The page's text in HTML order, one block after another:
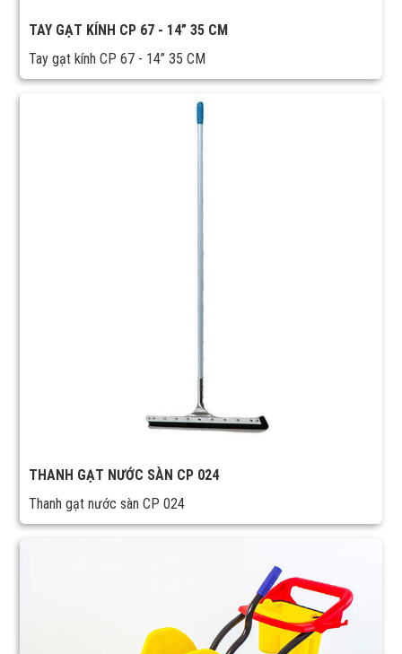
TAY GẠT KÍNH CP 67 - 14” 35 CM
Tay gạt kính CP 67 - 14” 35 CM
THANH GẠT NƯỚC SÀN CP 024
Thanh gạt nước sàn CP 024